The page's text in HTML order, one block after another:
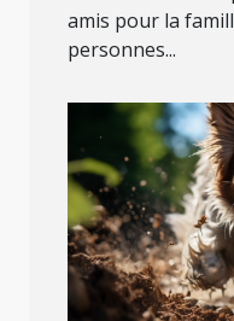
amis pour la
personnes...